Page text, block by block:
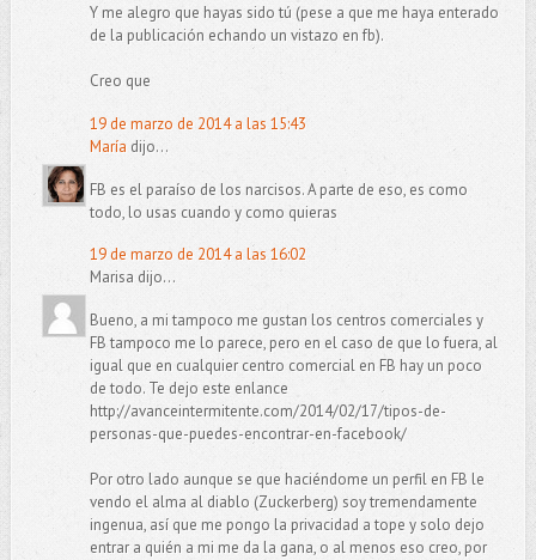
Y me alegro que hayas sido tú (pese a que me haya enterado
de la publicación echando un vistazo en fb).
Creo que
19 de marzo de 2014 a las 15:43
María dijo...
FB es el paraíso de los narcisos. A parte de eso, es como
todo, lo usas cuando y como quieras
19 de marzo de 2014 a las 16:02
Marisa dijo...
Bueno, a mi tampoco me gustan los centros comerciales y
FB tampoco me lo parece, pero en el caso de que lo fuera, al
igual que en cualquier centro comercial en FB hay un poco
de todo. Te dejo este enlance
http://avanceintermitente.com/2014/02/17/tipos-de-
personas-que-puedes-encontrar-en-facebook/
Por otro lado aunque se que haciéndome un perfil en FB le
vendo el alma al diablo (Zuckerberg) soy tremendamente
ingenua, así que me pongo la privacidad a tope y solo dejo
entrar a quién a mi me da la gana, o al menos eso creo, por